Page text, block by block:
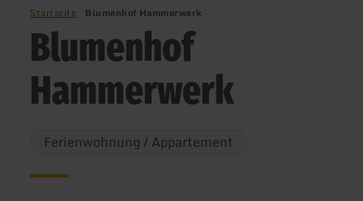
Startseite Blumenhof Hammerwerk
Blumenhof
Hammerwerk
Ferienwohnung / Appartement